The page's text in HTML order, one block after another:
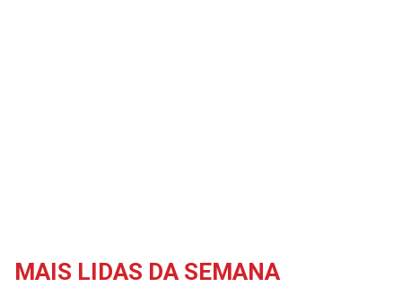
MAIS LIDAS DA SEMANA